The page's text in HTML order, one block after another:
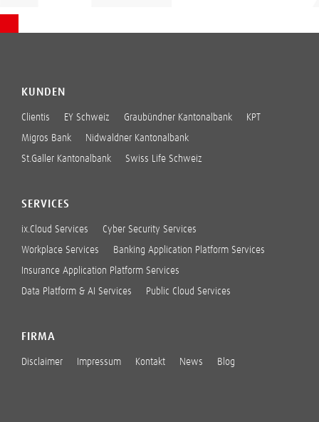
KUNDEN
Clientis EY Schweiz Graubündner Kantonalbank KPT
Migros Bank Nidwaldner Kantonalbank
St.Galler Kantonalbank Swiss Life Schweiz
SERVICES
ix.Cloud Services Cyber Security Services
Workplace Services Banking Application Platform Services
Insurance Application Platform Services
Data Platform & AI Services Public Cloud Services
FIRMA
Disclaimer Impressum Kontakt News Blog